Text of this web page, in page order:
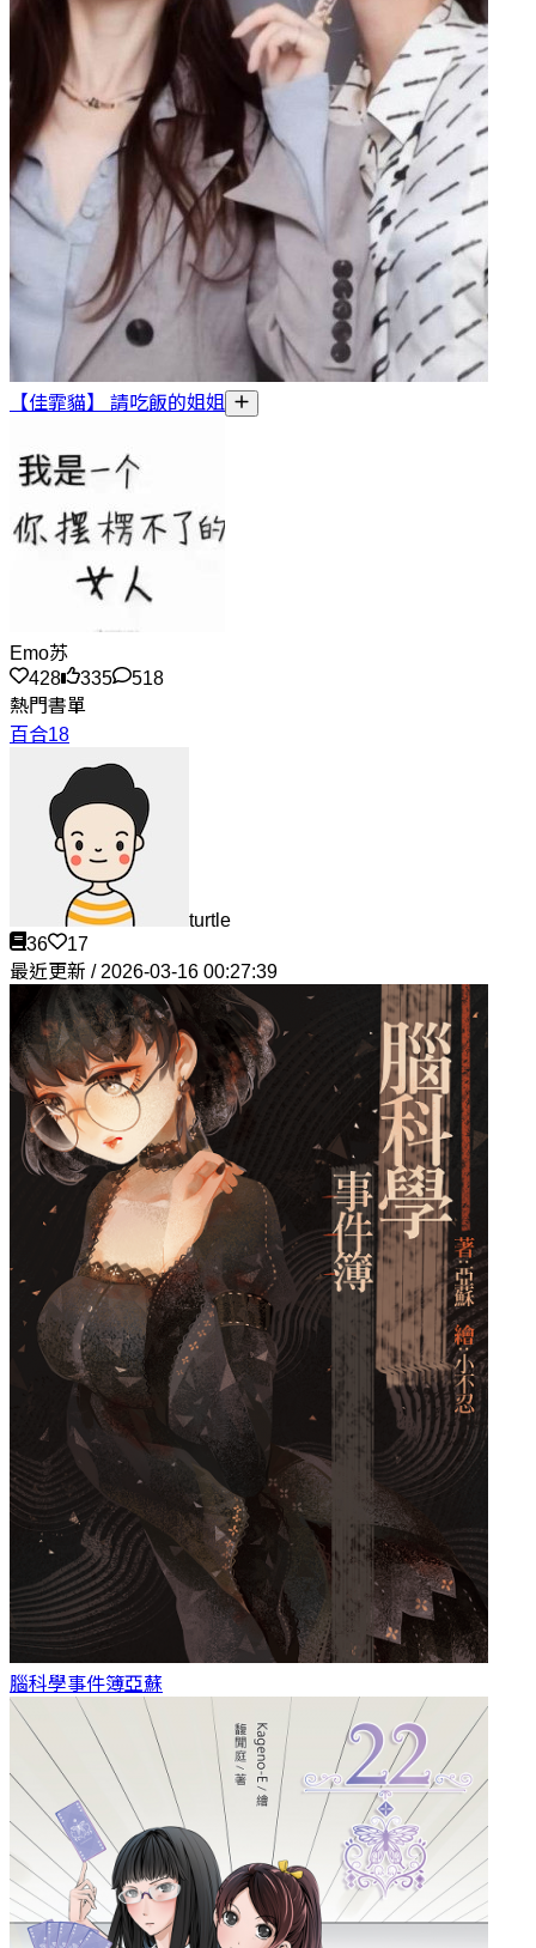
【佳霏貓】 請吃飯的姐姐
Emo苏
428
335
518
熱門書單
百合18
turtle
36
17
最近更新 / 2026-03-16 00:27:39
腦科學事件簿亞蘇